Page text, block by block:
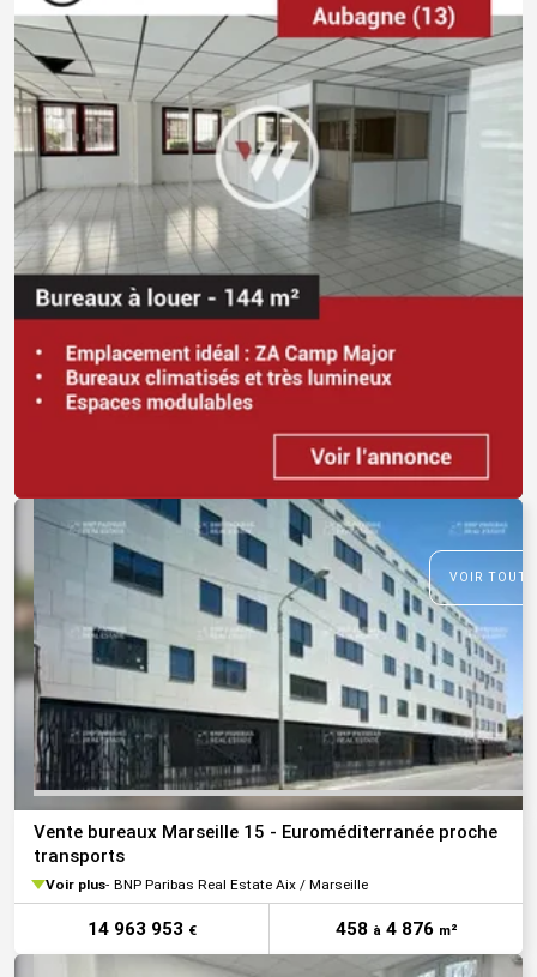
VOIR
Vente bureaux Marseille 15 - Euroméditerranée proche
transports
Voir plus BNP Paribas Real Estate Aix / Marseille
14 963 953 € 458 à 4 876 m²